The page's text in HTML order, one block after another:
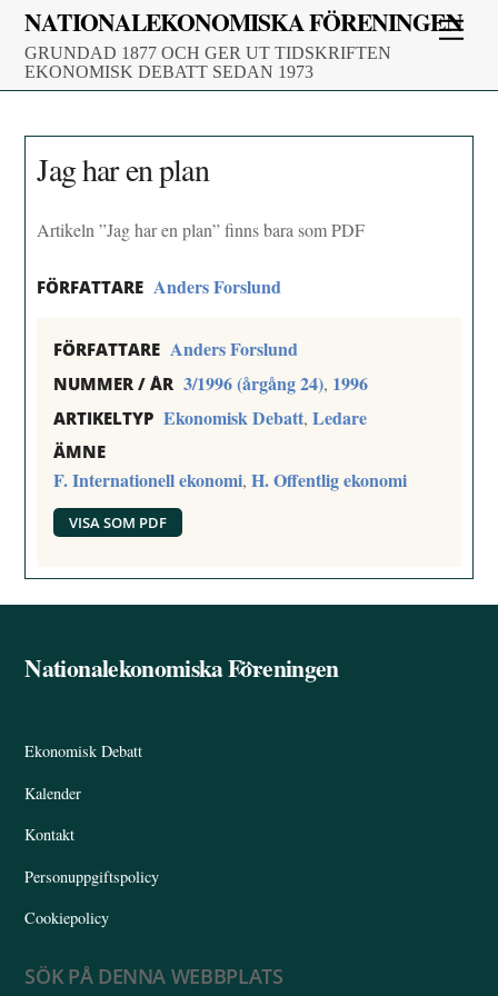
Skip
content
NATIONALEKONOMISKA FÖRENINGEN
GRUNDAD 1877 OCH GER UT TIDSKRIFTEN
EKONOMISK DEBATT SEDAN 1973
Jag har en plan
Artikeln ”Jag har en plan” finns bara som PDF
FÖRFATTARE Anders Forslund
FÖRFATTARE Anders Forslund
NUMMER / ÅR 3/1996 (årgång 24), 1996
ARTIKELTYP Ekonomisk Debatt,Ledare
ÄMNE
F. Internationell ekonomi,H. Offentlig ekonomi
VISA SOM PDF
Back
Nationalekonomiska Föreningen
Ekonomisk Debatt
Kalender
Kontakt
Personuppgiftspolicy
Cookiepolicy
SÖK PÅ DENNA WEBBPLATS